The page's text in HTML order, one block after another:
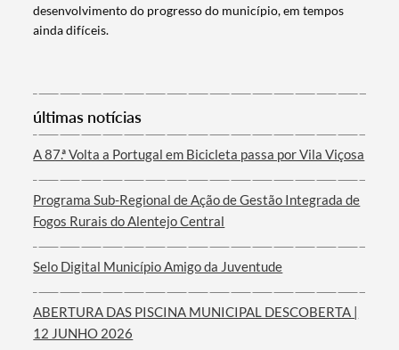
desenvolvimento do progresso do município, em tempos
ainda difíceis.
últimas notícias
A 87.ª Volta a Portugal em Bicicleta passa por Vila Viçosa
Programa Sub-Regional de Ação de Gestão Integrada de
Fogos Rurais do Alentejo Central
Selo Digital Município Amigo da Juventude
ABERTURA DAS PISCINA MUNICIPAL DESCOBERTA |
12 JUNHO 2026